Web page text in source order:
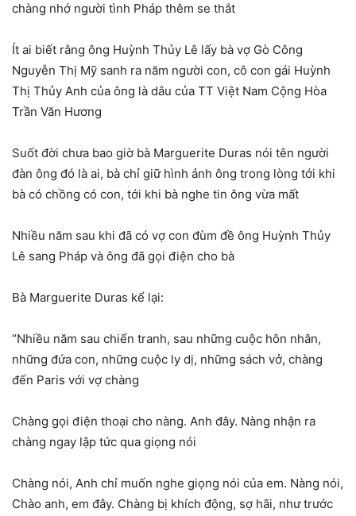
chàng nhớ người tình Pháp thêm se thắt
Ít ai biết rằng ông Huỳnh Thủy Lê lấy bà vợ Gò Công
Nguyễn Thị Mỹ sanh ra năm người con, cô con gái Huỳnh
Thị Thủy Anh của ông là dâu của TT Việt Nam Cộng Hòa
Trần Văn Hương
Suốt đời chưa bao giờ bà Marguerite Duras nói tên người
đàn ông đó là ai, bà chỉ giữ hình ảnh ông trong lòng tới khi
bà có chồng có con, tới khi bà nghe tin ông vừa mất
Nhiều năm sau khi đã có vợ con đùm đề ông Huỳnh Thủy
Lê sang Pháp và ông đã gọi điện cho bà
Bà Marguerite Duras kể lại:
“Nhiều năm sau chiến tranh, sau những cuộc hôn nhân,
những đứa con, những cuộc ly dị, những sách vở, chàng
đến Paris với vợ chàng
Chàng gọi điện thoại cho nàng. Anh đây. Nàng nhận ra
chàng ngay lập tức qua giọng nói
Chàng nói, Anh chỉ muốn nghe giọng nói của em. Nàng nói,
Chào anh, em đây. Chàng bị khích động, sợ hãi, như trước